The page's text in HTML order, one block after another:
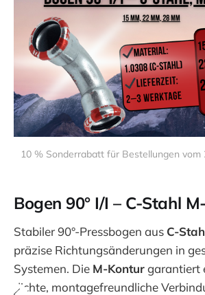
10 % Sonderrabatt für Bestellungen vom
Bogen 90° I/I – C-Stahl
Stabiler 90°-Pressbogen aus C-
präzise Richtungsänderungen in
Systemen. Die M-Konturgarantiert
dichte, montagefreundliche